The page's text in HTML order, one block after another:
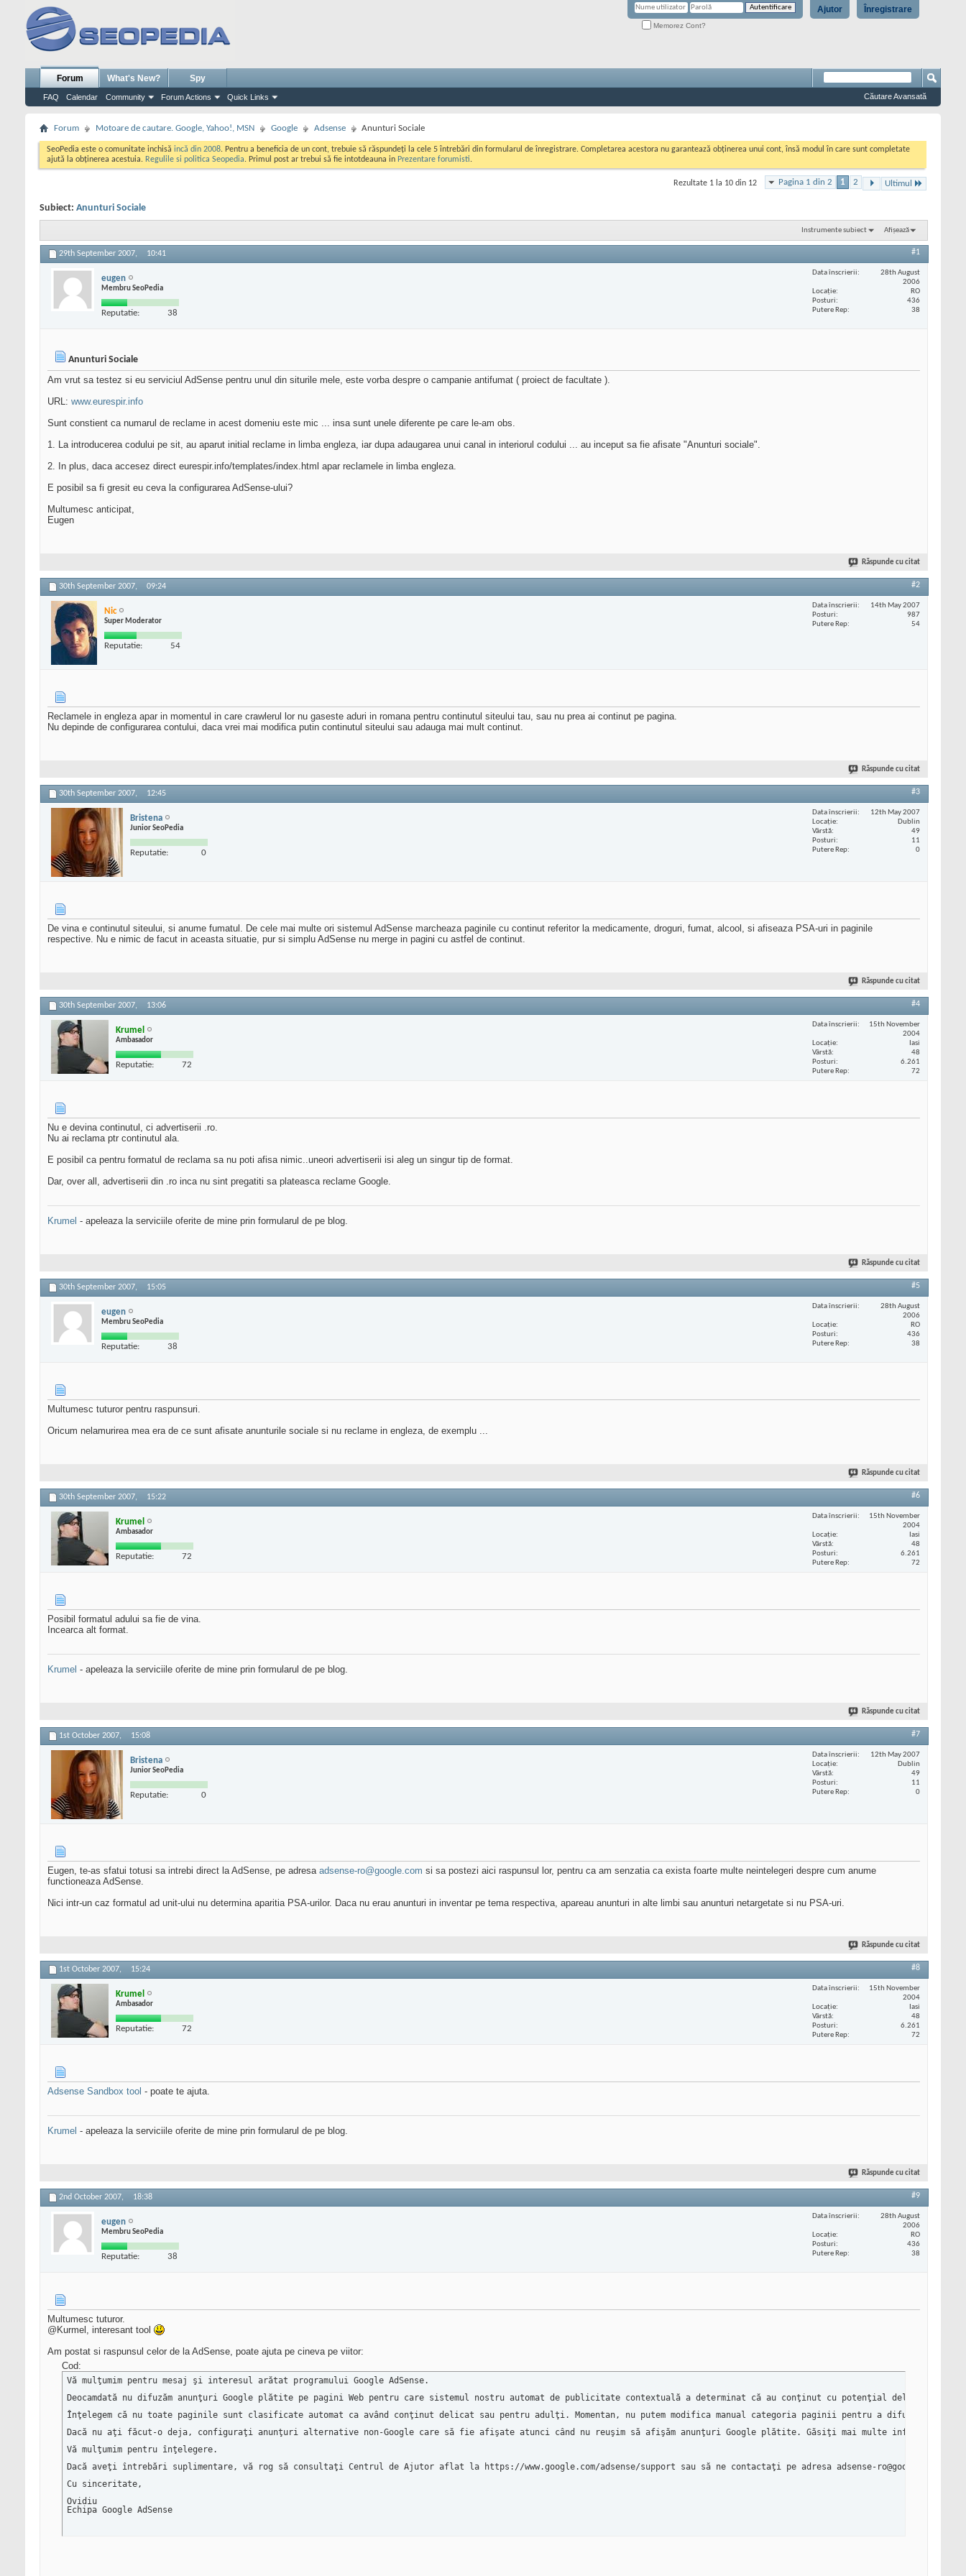
Înregistrare
Ajutor
Memorez Cont?
Forum
FAQ Calendar Community Forum Actions Quick Links
What's New? Spy
Căutare Avansată
Forum Motoare de cautare. Google, Yahoo!, MSN Google Adsense Anunturi Sociale
SeoPedia este o comunitate inchisă incă din 2008. Pentru a beneficia de un cont, trebuie să răspundeți la cele 5 întrebări din formularul de înregistrare. Completarea acestora nu garantează obținerea unui cont, însă modul în care sunt completate
ajută la obținerea acestuia. Regulile si politica Seopedia. Primul post ar trebui să fie intotdeauna in Prezentare forumisti.
Pagina 1 din 2 1 2 Ultimul
Rezultate 1 la 10 din 12
Subiect: Anunturi Sociale
Instrumente subiect Afișează
29th September 2007, 10:41 #1
eugen
Membru SeoPedia
Reputatie: 38
Data înscrierii
28th August
2006
Locaţie
RO
Posturi
436
Putere Rep
38
Anunturi Sociale
Am vrut sa testez si eu serviciul AdSense pentru unul din siturile mele, este vorba despre o campanie antifumat ( proiect de facultate ).
URL: www.eurespir.info
Sunt constient ca numarul de reclame in acest domeniu este mic ... insa sunt unele diferente pe care le-am obs.
1. La introducerea codului pe sit, au aparut initial reclame in limba engleza, iar dupa adaugarea unui canal in interiorul codului ... au inceput sa fie afisate "Anunturi sociale".
2. In plus, daca accesez direct eurespir.info/templates/index.html apar reclamele in limba engleza.
E posibil sa fi gresit eu ceva la configurarea AdSense-ului?
Multumesc anticipat,
Eugen
Răspunde cu citat
30th September 2007, 09:24 #2
Nic
Super Moderator
Reputatie: 54
Data înscrierii
14th May 2007
Posturi
987
Putere Rep
54
Reclamele in engleza apar in momentul in care crawlerul lor nu gaseste aduri in romana pentru continutul siteului tau, sau nu prea ai continut pe pagina.
Nu depinde de configurarea contului, daca vrei mai modifica putin continutul siteului sau adauga mai mult continut.
Răspunde cu citat
30th September 2007, 12:45 #3
Bristena
Junior SeoPedia
Reputatie: 0
Data înscrierii
12th May 2007
Locaţie
Dublin
Vârstă
49
Posturi
11
Putere Rep
0
De vina e continutul siteului, si anume fumatul. De cele mai multe ori sistemul AdSense marcheaza paginile cu continut referitor la medicamente, droguri, fumat, alcool, si afiseaza PSA-uri in paginile
respective. Nu e nimic de facut in aceasta situatie, pur si simplu AdSense nu merge in pagini cu astfel de continut.
Răspunde cu citat
30th September 2007, 13:06 #4
Krumel
Ambasador
Reputatie: 72
Data înscrierii
15th November
2004
Locaţie
Iasi
Vârstă
48
Posturi
6.261
Putere Rep
72
Nu e devina continutul, ci advertiserii .ro.
Nu ai reclama ptr continutul ala.
E posibil ca pentru formatul de reclama sa nu poti afisa nimic..uneori advertiserii isi aleg un singur tip de format.
Dar, over all, advertiserii din .ro inca nu sint pregatiti sa plateasca reclame Google.
Krumel - apeleaza la serviciile oferite de mine prin formularul de pe blog.
Răspunde cu citat
30th September 2007, 15:05 #5
eugen
Membru SeoPedia
Reputatie: 38
Data înscrierii
28th August
2006
Locaţie
RO
Posturi
436
Putere Rep
38
Multumesc tuturor pentru raspunsuri.
Oricum nelamurirea mea era de ce sunt afisate anunturile sociale si nu reclame in engleza, de exemplu ...
Răspunde cu citat
30th September 2007, 15:22 #6
Krumel
Ambasador
Reputatie: 72
Data înscrierii
15th November
2004
Locaţie
Iasi
Vârstă
48
Posturi
6.261
Putere Rep
72
Posibil formatul adului sa fie de vina.
Incearca alt format.
Krumel - apeleaza la serviciile oferite de mine prin formularul de pe blog.
Răspunde cu citat
1st October 2007, 15:08 #7
Bristena
Junior SeoPedia
Reputatie: 0
Data înscrierii
12th May 2007
Locaţie
Dublin
Vârstă
49
Posturi
11
Putere Rep
0
Eugen, te-as sfatui totusi sa intrebi direct la AdSense, pe adresa adsense-ro@google.com si sa postezi aici raspunsul lor, pentru ca am senzatia ca exista foarte multe neintelegeri despre cum anume
functioneaza AdSense.
Nici intr-un caz formatul ad unit-ului nu determina aparitia PSA-urilor. Daca nu erau anunturi in inventar pe tema respectiva, apareau anunturi in alte limbi sau anunturi netargetate si nu PSA-uri.
Răspunde cu citat
1st October 2007, 15:24 #8
Krumel
Ambasador
Reputatie: 72
Data înscrierii
15th November
2004
Locaţie
Iasi
Vârstă
48
Posturi
6.261
Putere Rep
72
Adsense Sandbox tool - poate te ajuta.
Krumel - apeleaza la serviciile oferite de mine prin formularul de pe blog.
Răspunde cu citat
2nd October 2007, 18:38 #9
eugen
Membru SeoPedia
Reputatie: 38
Data înscrierii
28th August
2006
Locaţie
RO
Posturi
436
Putere Rep
38
Multumesc tuturor.
@Kurmel, interesant tool
Am postat si raspunsul celor de la AdSense, poate ajuta pe cineva pe viitor:
Cod:
Vă mulţumim pentru mesaj şi interesul arătat programului Google AdSense.
Deocamdată nu difuzăm anunţuri Google plătite pe pagini Web pentru care sistemul nostru automat de publicitate contextuală a determinat că au conţinut cu potenţial
Înţelegem că nu toate paginile sunt clasificate automat ca având conţinut delicat sau pentru adulţi. Momentan, nu putem modifica manual categoria paginii pentru a difuza
Dacă nu aţi făcut-o deja, configuraţi anunţuri alternative non-Google care să fie afişate atunci când nu reuşim să afişăm anunţuri Google plătite. Găsiţi mai multe informaţii
Vă mulţumim pentru înţelegere.
Dacă aveţi întrebări suplimentare, vă rog să consultaţi Centrul de Ajutor aflat la https://www.google.com/adsense/support sau să ne contactaţi pe adresa adsense-ro@google.com şi
Cu sinceritate,
Ovidiu
Echipa Google AdSense